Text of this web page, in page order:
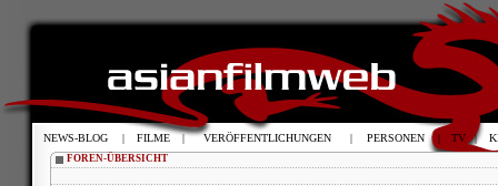
FOREN-ÜBERSICHT
NEWS-BLOG | FILME | VERÖFFENTLICHUNGEN | PERSONEN | TV |